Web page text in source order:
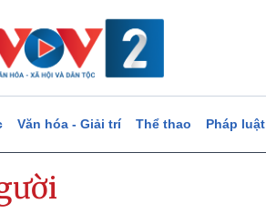
Văn hóa - Giải trí Thể thao Pháp luật